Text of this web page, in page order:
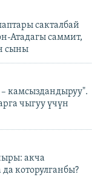
сакталбай
Атадагы саммит,
сыны
камсыздандыруу".
чыгуу үчүн
акча
которулганбы?